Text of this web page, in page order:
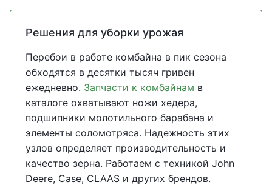
Решения для уборки урожая
Перебои в работе комбайна в пик сезона
обходятся в десятки тысяч гривен
ежедневно. Запчасти к комбайнам в
каталоге охватывают ножи хедера,
подшипники молотильного барабана и
элементы соломотряса. Надежность этих
узлов определяет производительность и
качество зерна. Работаем с техникой John
Deere, Case, CLAAS и других брендов.